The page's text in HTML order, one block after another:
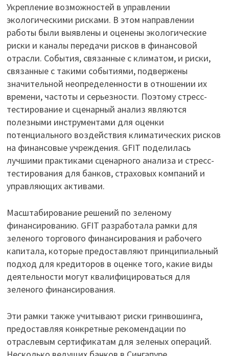
Укрепление возможностей в управлении
экологическими рисками. В этом направлении
работы были выявлены и оценены экологические
риски и каналы передачи рисков в финансовой
отрасли. События, связанные с климатом, и риски,
связанные с такими событиями, подвержены
значительной неопределенности в отношении их
времени, частоты и серьезности. Поэтому стресс-
тестирование и сценарный анализ являются
полезными инструментами для оценки
потенциального воздействия климатических рисков
на финансовые учреждения. GFIT поделилась
лучшими практиками сценарного анализа и стресс-
тестирования для банков, страховых компаний и
управляющих активами.
Масштабирование решений по зеленому
финансированию. GFIT разработала рамки для
зеленого торгового финансирования и рабочего
капитала, которые предоставляют принципиальный
подход для кредиторов в оценке того, какие виды
деятельности могут квалифицироваться для
зеленого финансирования.
Эти рамки также учитывают риски гринвошинга,
предоставляя конкретные рекомендации по
отраслевым сертификатам для зеленых операций.